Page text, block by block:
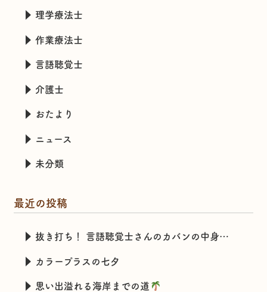
理学療法士
作業療法士
言語聴覚士
介護士
おたより
ニュース
未分類
最近の投稿
抜き打ち！ 言語聴覚士さんのカバンの中身チェック
カラープラスの七夕
思い出溢れる海岸までの道